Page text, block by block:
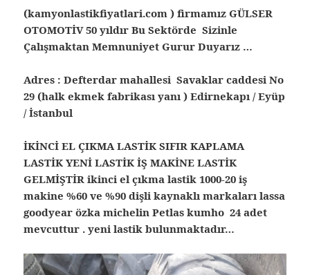
(kamyonlastikfiyatlari.com ) firmamız GÜLSER
OTOMOTİV 50 yıldır Bu Sektörde Sizinle
Çalışmaktan Memnuniyet Gurur Duyarız …
Adres : Defterdar mahallesi Savaklar caddesi No
29 (halk ekmek fabrikası yanı ) Edirnekapı / Eyüp
/ İstanbul
İKİNCİ EL ÇIKMA LASTİK SIFIR KAPLAMA
LASTİK YENİ LASTİK İŞ MAKİNE LASTİK
GELMİŞTİR ikinci el çıkma lastik 1000-20 iş
makine %60 ve %90 dişli kaynaklı markaları lassa
goodyear özka michelin Petlas kumho 24 adet
mevcuttur . yeni lastik bulunmaktadır…